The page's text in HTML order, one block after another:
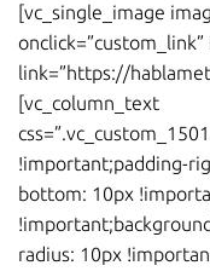
[vc_single_image
link=”https://
[vc_column_text
!important;padding-
bottom: 10px
radius: 10px